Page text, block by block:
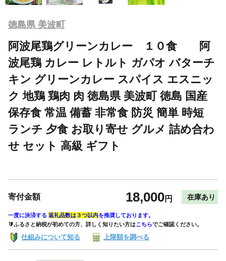
徳島県 美波町
阿波尾鶏グリーンカレー １０食 阿
波尾鶏 カレー レトルト ガパオ バターチ
キン グリーンカレー スパイス エスニッ
ク 地鶏 鶏肉 肉 徳島県 美波町 徳島 国産
保存食 常温 備蓄 非常食 防災 簡単 時短
ランチ 夕食 お取り寄せ グルメ 詰め合わ
せ セット 高級 ギフト
寄付金額 18,000円 在庫あり
一度に決済する 返礼品数は３つ以内を推奨しております。
🔰ふるさと納税が初めての方、詳しく知りたい方はこちらでご確認ください。
仕組みについて知る 上限額を調べる